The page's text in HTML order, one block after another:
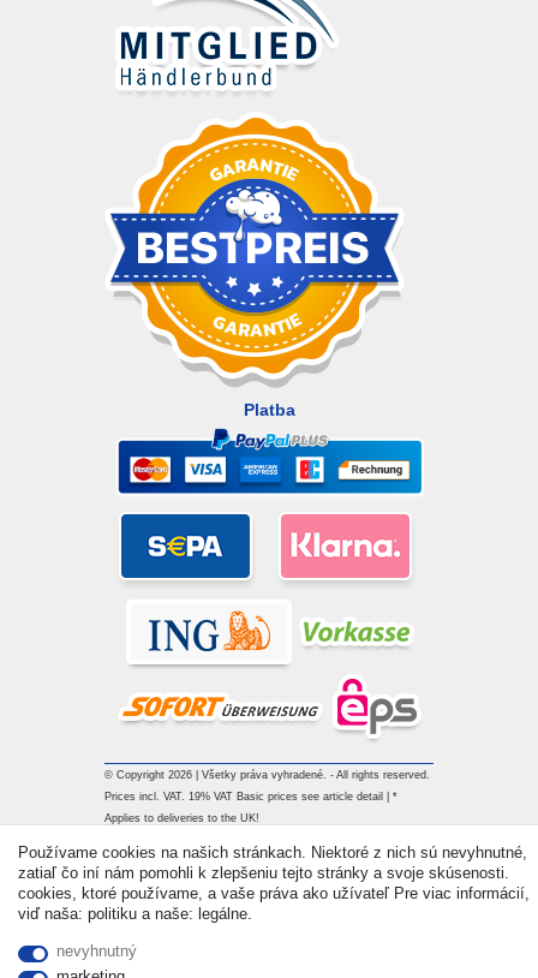
Platba
© Copyright 2026 | Všetky práva vyhradené. - All rights reserved.
Prices incl. VAT. 19% VAT Basic prices see article detail | *
Applies to deliveries to the UK!
Používame cookies na našich stránkach. Niektoré z nich sú nevyhnutné,
zatiaľ čo iní nám pomohli k zlepšeniu tejto stránky a svoje skúsenosti.
cookies, ktoré používame, a vaše práva ako užívateľ Pre viac informácií,
viď naša: politiku a naše: legálne.
nevyhnutný
Withdraw from contract here Kontakt